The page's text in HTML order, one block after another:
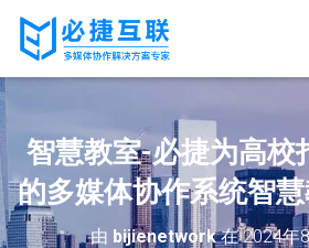
智慧教室-必捷为高校
的多媒体协作系统智
由 bijienetwork在2024年